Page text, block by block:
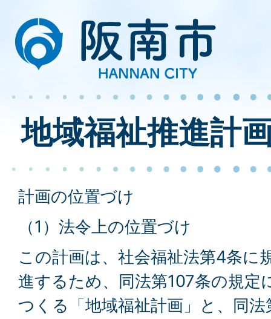
地域福祉推進計
計画の位置づけ
（1）法令上の位置づけ
この計画は、社会福祉法第4条に
進するため、同法第107条の規定
つくる「地域福祉計画」と、同